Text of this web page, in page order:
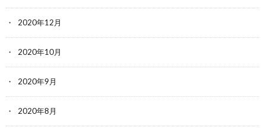
2020年12月
2020年10月
2020年9月
2020年8月